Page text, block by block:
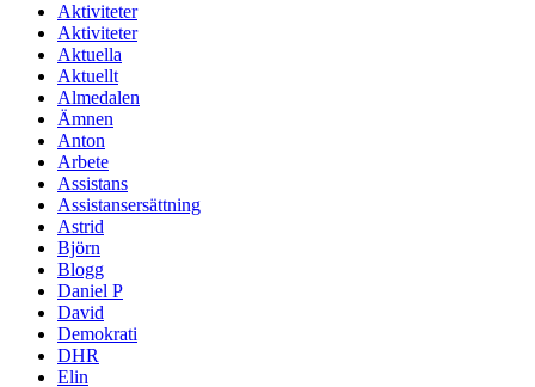
Aktiviteter
Aktiviteter
Aktuella
Aktuellt
Almedalen
Ämnen
Anton
Arbete
Assistans
Assistansersättning
Astrid
Björn
Blogg
Daniel P
David
Demokrati
DHR
Elin